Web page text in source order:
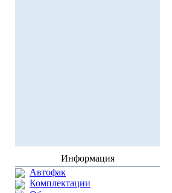
Информация
Автофак
Комплектации